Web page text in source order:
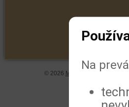
© 2026 MeDitorial | ISSN
Na